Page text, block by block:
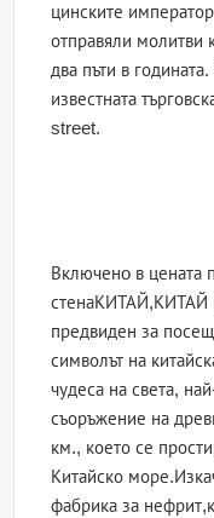
цинските
отправяли молитви
два пъти в
известната
street.
Включенo в цената
стенаКИТАЙ,КИТАЙ
предвиден за
символът на
чудеса на света,
съоръжение на
км., което се
Китайско
фабрика за